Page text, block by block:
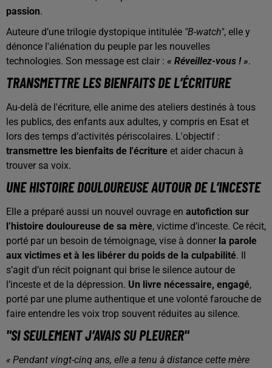
passion.
Auteure d’une trilogie dystopique intitulée "B-watch", elle y
dénonce l'aliénation du peuple par les nouvelles
technologies. Son message est clair : « Réveillez-vous ! ».
TRANSMETTRE LES BIENFAITS DE L’ÉCRITURE
Au-delà de l'écriture, elle anime des ateliers destinés à tous
les publics, des enfants aux adultes, y compris en Esat et
lors des temps d’activités périscolaires. L'objectif :
transmettre les bienfaits de l'écriture et aider chacun à
trouver sa voix.
UNE HISTOIRE DOULOUREUSE AUTOUR DE L’INCESTE
Elle a préparé aussi un nouvel ouvrage en autofiction sur
l’histoire douloureuse de sa mère, victime d’inceste. Ce récit,
porté par un besoin de témoignage, vise à donner la parole
aux victimes et à les libérer du poids de la culpabilité. Il
s’agit d’un récit poignant qui brise le silence autour de
l’inceste et de la dépression. Un livre nécessaire, engagé,
porté par une plume authentique et une volonté farouche de
faire entendre les voix trop souvent réduites au silence.
"SI SEULEMENT J’AVAIS SU PLEURER"
« Pendant vingt-cinq ans, elle a tenu à distance cette mère